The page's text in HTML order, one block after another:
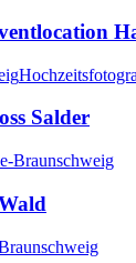
Salder
Braunschweig